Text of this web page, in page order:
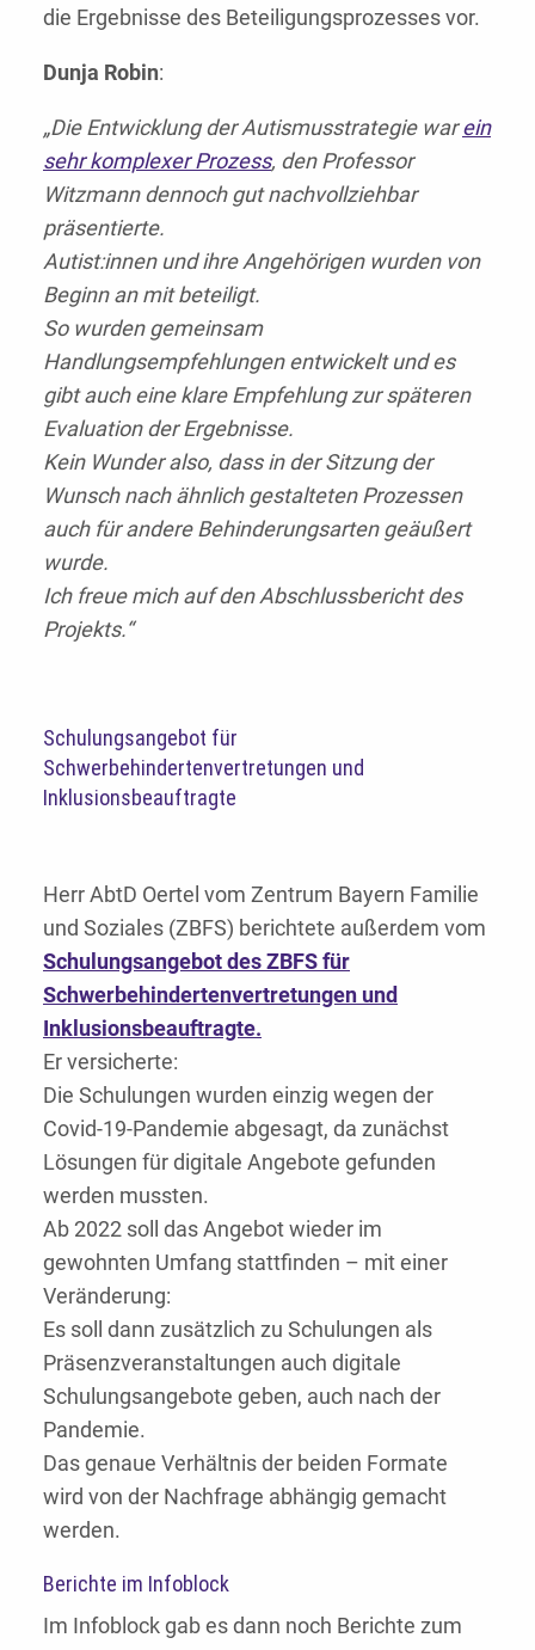
die Ergebnisse des Beteiligungsprozesses vor.
Dunja Robin:
„Die Entwicklung der Autismusstrategie warein
sehr komplexer Prozess, den Professor
Witzmann dennoch gut nachvollziehbar
präsentierte.
Autist:innen und ihre Angehörigen wurden von
Beginn an mit beteiligt.
So wurden gemeinsam
Handlungsempfehlungen entwickelt und es
gibt auch eine klare Empfehlung zur späteren
Evaluation der Ergebnisse.
Kein Wunder also, dass in der Sitzung der
Wunsch nach ähnlich gestalteten Prozessen
auch für andere Behinderungsarten geäußert
wurde.
Ich freue mich auf den Abschlussbericht des
Projekts.“
Schulungsangebot für
Schwerbehindertenvertretungen und
Inklusionsbeauftragte
Herr AbtD Oertel vom Zentrum Bayern Familie
und Soziales (ZBFS) berichtete außerdem vom
Schulungsangebot des ZBFS für
Schwerbehindertenvertretungen und
Inklusionsbeauftragte.
Er versicherte:
Die Schulungen wurden einzig wegen der
Covid-19-Pandemie abgesagt, da zunächst
Lösungen für digitale Angebote gefunden
werden mussten.
Ab 2022 soll das Angebot wieder im
gewohnten Umfang stattfinden – mit einer
Veränderung:
Es soll dann zusätzlich zu Schulungen als
Präsenzveranstaltungen auch digitale
Schulungsangebote geben, auch nach der
Pandemie.
Das genaue Verhältnis der beiden Formate
wird von der Nachfrage abhängig gemacht
werden.
Berichte im Infoblock
Im Infoblock gab es dann noch Berichte zum